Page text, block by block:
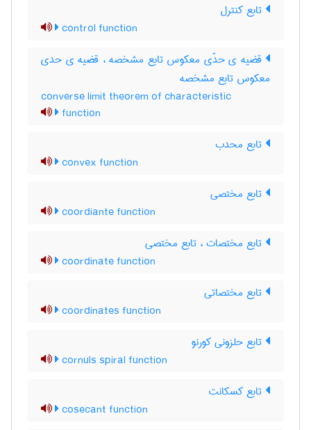
تابع کنترل
control function
قضیه ی حدّی معکوس تابع مشخصه ، قضیه ی حدی
معکوس تابع مشخصه
converse limit theorem of characteristic
function
تابع محدب
convex function
تابع مختصی
coordiante function
تابع مختصات ، تابع مختصی
coordinate function
تابع مختصاتی
coordinates function
تابع حلزونی کورنو
cornuls spiral function
تابع کسکانت
cosecant function